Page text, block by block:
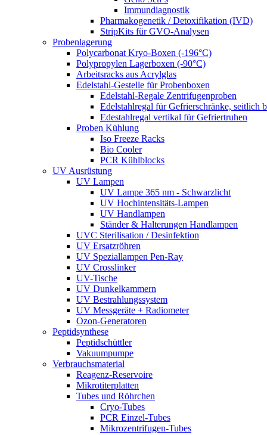
Immundiagnostik
Pharmakogenetik / Detoxifikation (IVD)
StripKits für GVO-Analysen
Probenlagerung
Polycarbonat Kryo-Boxen (-196°C)
Polypropylen Lagerboxen (-90°C)
Arbeitsracks aus Acrylglas
Edelstahl-Gestelle für Probenboxen
Edelstahl-Regale Zentrifugenproben
Edelstahlregal für Gefrierschränke, seitlich
Edestahlregal vertikal für Gefriertruhen
Proben Kühlung
Iso Freeze Racks
Bio Cooler
PCR Kühlblocks
UV Ausrüstung
UV Lampen
UV Lampe 365 nm - Schwarzlicht
UV Hochintensitäts-Lampen
UV Handlampen
Ständer & Halterungen Handlampen
UVC Sterilisation / Desinfektion
UV Ersatzröhren
UV Speziallampen Pen-Ray
UV Crosslinker
UV-Tische
UV Dunkelkammern
UV Bestrahlungssystem
UV Messgeräte + Radiometer
Ozon-Generatoren
Peptidsynthese
Peptidschüttler
Vakuumpumpe
Verbrauchsmaterial
Reagenz-Reservoire
Mikrotiterplatten
Tubes und Röhrchen
Cryo-Tubes
PCR Einzel-Tubes
Mikrozentrifugen-Tubes